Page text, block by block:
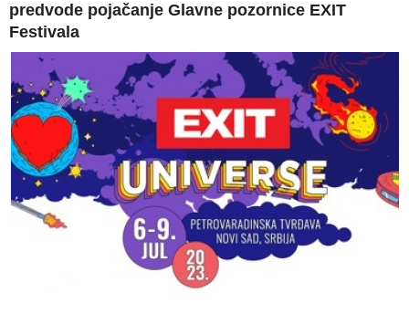
predvode pojačanje Glavne pozornice EXIT
Festivala